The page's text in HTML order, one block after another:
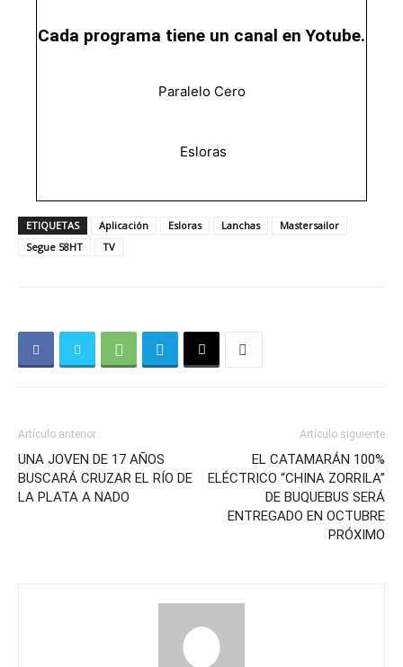
Cada programa tiene un canal en Yotube.
Paralelo Cero
Esloras
ETIQUETAS Aplicación Esloras Lanchas
Mastersailor
Segue 58HT
TV
Artículo anterior
UNA JOVEN DE 17 AÑOS
BUSCARÁ CRUZAR EL RÍO DE
LA PLATA A NADO
Artículo siguiente
EL CATAMARÁN 100%
ELÉCTRICO “CHINA ZORRILA”
DE BUQUEBUS SERÁ
ENTREGADO EN OCTUBRE
PRÓXIMO